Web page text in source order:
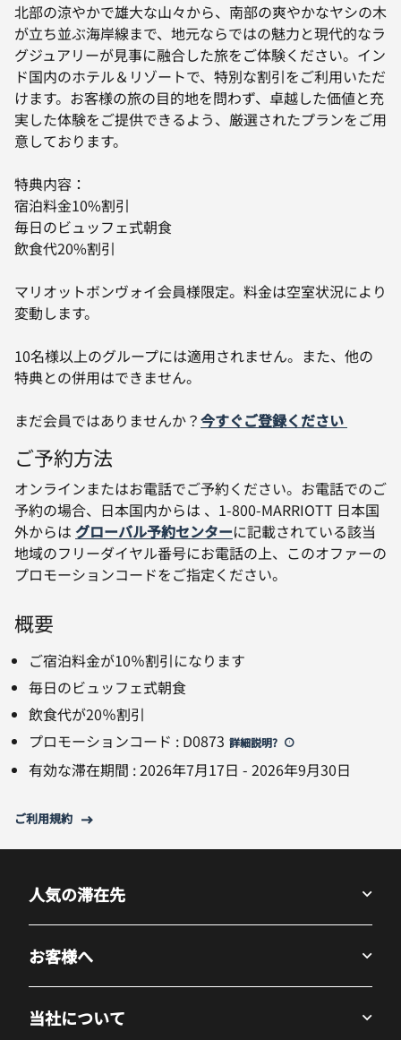
北部の涼やかで雄大な山々から、南部の爽やかなヤシの木
が立ち並ぶ海岸線まで、地元ならではの魅力と現代的なラ
グジュアリーが見事に融合した旅をご体験ください。イン
ド国内のホテル＆リゾートで、特別な割引をご利用いただ
けます。お客様の旅の目的地を問わず、卓越した価値と充
実した体験をご提供できるよう、厳選されたプランをご用
意しております。
特典内容：
宿泊料金10%割引
毎日のビュッフェ式朝食
飲食代20%割引
マリオットボンヴォイ会員様限定。料金は空室状況により
変動します。
10名様以上のグループには適用されません。また、他の
特典との併用はできません。
まだ会員ではありませんか？今すぐご登録ください
ご予約方法
オンラインまたはお電話でご予約ください。お電話でのご
予約の場合、日本国内からは 、1-800-MARRIOTT 日本国
外からは グローバル予約センターに記載されている該当
地域のフリーダイヤル番号にお電話の上、このオファーの
プロモーションコードをご指定ください。
概要
ご宿泊料金が10％割引になります
毎日のビュッフェ式朝食
飲食代が20％割引
プロモーションコード : D0873 詳細説明?
有効な滞在期間 :2026年7月17日 - 2026年9月30日
ご利用規約
人気の滞在先
お客様へ
当社について